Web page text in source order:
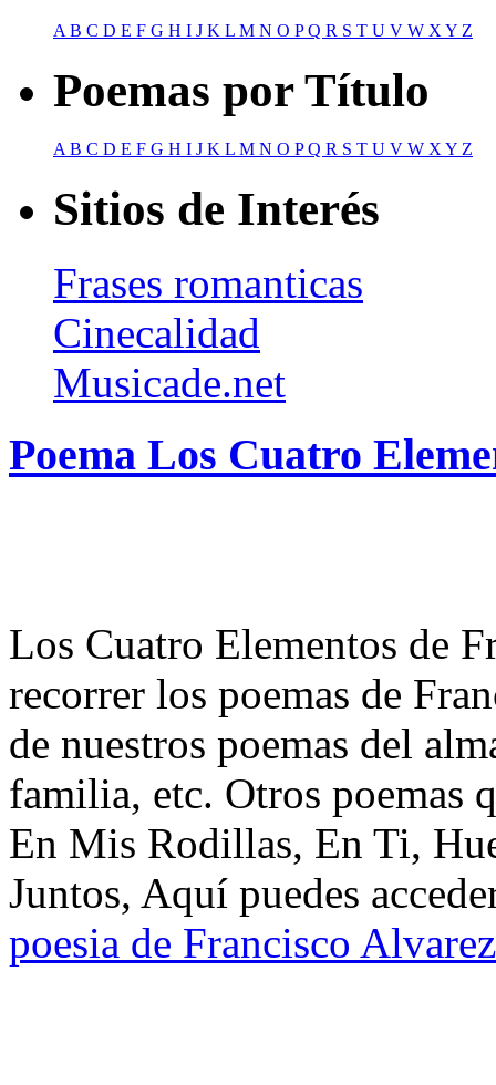
AB C D E F G H I J K L M N O PQ R S T U V W XY Z
Poemas por Título
A B C D E F G H I J K L M N O PQ R S T U V W X Y Z
Sitios de Interés
Frases romanticas
Cinecalidad
Musicade.net
Poema Los Cuatro
Los Cuatro Elementos de
recorrer los poemas de
de nuestros poemas del
familia, etc. Otros poemas
En Mis Rodillas, En Ti,
Juntos, Aquí puedes
poesia de Francisco Alvarez